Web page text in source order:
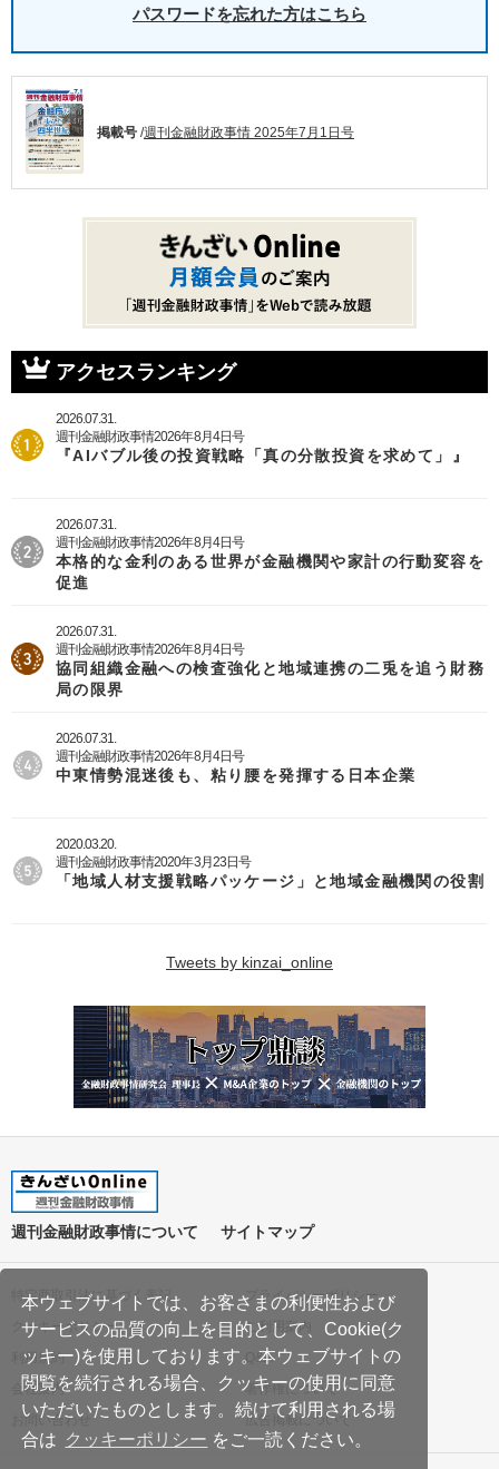
本ウェブサイトでは、お客さまの利便性および
サービスの品質の向上を目的として、Cookie(ク
ッキー)を使用しております。本ウェブサイトの
閲覧を続行される場合、クッキーの使用に同意
いただいたものとします。続けて利用される場
合は クッキーポリシー をご一読ください。
パスワードを忘れた方はこちら
掲載号 /週刊金融財政事情 2025年7月1日号
アクセスランキング
2026.07.31.
週刊金融財政事情2026年8月4日号
『AIバブル後の投資戦略「真の分散投資を求めて」』
2026.07.31.
週刊金融財政事情2026年8月4日号
本格的な金利のある世界が金融機関や家計の行動変容を
促進
2026.07.31.
週刊金融財政事情2026年8月4日号
協同組織金融への検査強化と地域連携の二兎を追う財務
局の限界
2026.07.31.
週刊金融財政事情2026年8月4日号
中東情勢混迷後も、粘り腰を発揮する日本企業
2020.03.20.
週刊金融財政事情2020年3月23日号
「地域人材支援戦略パッケージ」と地域金融機関の役割
Tweets by kinzai_online
週刊金融財政事情について サイトマップ
特定商取引法に基づく表記
プライバシーポリシー
クッキーポリシー
ご利用案内
利用規約
Q&A
会社案内
著作権について
お問い合わせ
広告掲載について